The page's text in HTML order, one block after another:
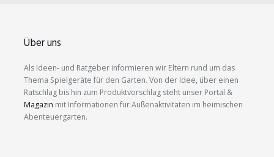
Über uns
Als Ideen- und Ratgeber informieren wir Eltern rund um das
Thema Spielgeräte für den Garten. Von der Idee, über einen
Ratschlag bis hin zum Produktvorschlag steht unser Portal &
Magazin mit Informationen für Außenaktivitäten im heimischen
Abenteuergarten.